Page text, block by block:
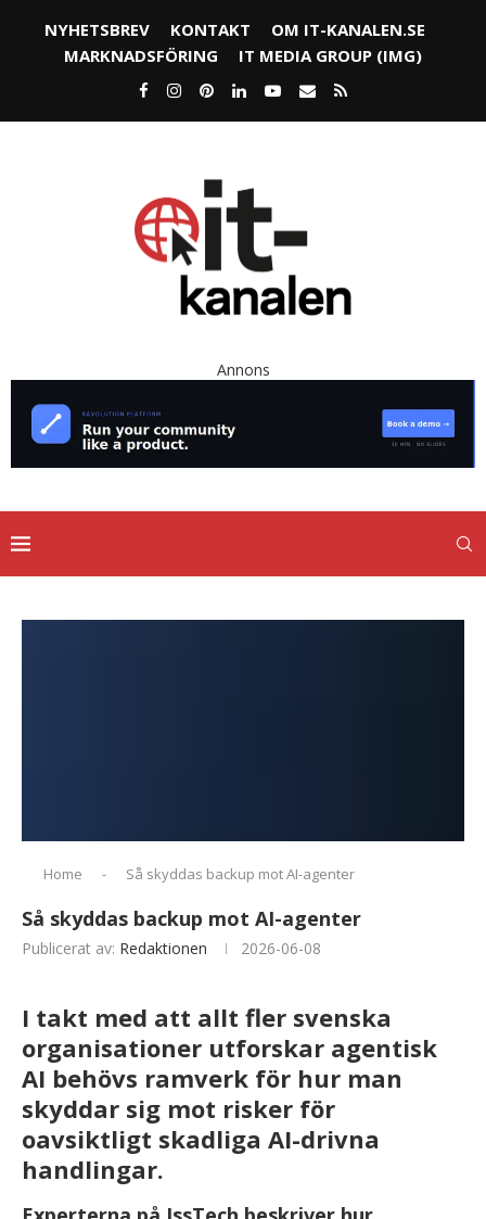
NYHETSBREV KONTAKT
OM IT-KANALEN.SE
MARKNADSFÖRING
IT MEDIA GROUP (IMG)
Annons
Home - Så skyddas backup mot AI-agenter
Så skyddas backup mot AI-agenter
Publicerat av: Redaktionen 2026-06-08
I takt med att allt fler svenska
organisationer utforskar agentisk
AI behövs ramverk för hur man
skyddar sig mot risker för
oavsiktligt skadliga AI-drivna
handlingar.